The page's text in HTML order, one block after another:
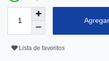
Lista de favoritos